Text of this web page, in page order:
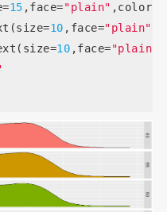
15 ,face="plain" ,color=
10 ,face="plain"
10 ,face="plain"